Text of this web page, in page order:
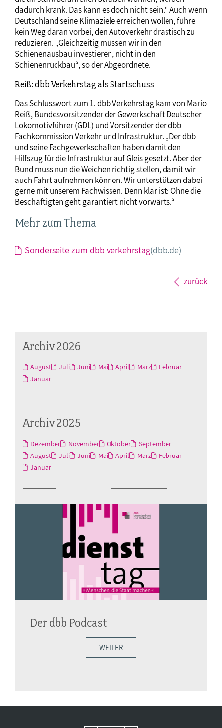
dadurch krank. Das kann es doch nicht sein.“ Auch wenn
Deutschland seine Klimaziele erreichen wollen, führe
kein Weg daran vorbei, den Autoverkehr drastisch zu
reduzieren. „Gleichzeitig müssen wir in den
Schienenausbau investieren, nicht in den
Schienenrückbau“, so der Abgeordnete.
Reiß: dbb Verkehrstag als Startschuss
Das Schlusswort zum 1. dbb Verkehrstag kam von Mario
Reiß, Bundesvorsitzender der Gewerkschaft Deutscher
Lokomotivführer (GDL) und Vorsitzender der dbb
Fachkommission Verkehr und Infrastruktur. „Der dbb
und seine Fachgewerkschaften haben damit den
Hilfszug für die Infrastruktur auf Gleis gesetzt. Aber der
Bund muss nun die Weichen richtig stellen, damit wir
auch Fahrt aufnehmen können. Wir unterstützen dabei
gerne mit unserem Fachwissen. Denn klar ist: Ohne die
Beschäftigten geht garantiert nicht vorwärts.“
Mehr zum Thema
Sonderseite zum dbb verkehrstag(dbb.de)
zurück
Archiv 2026
August Juli Juni Mai April März
Februar
Januar
Archiv 2025
Dezember November Oktober
September
August
Juli Juni Mai April März
Februar
Januar
Der dbb Podcast
WEITER